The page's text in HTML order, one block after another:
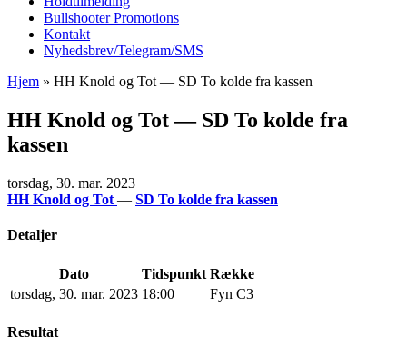
Bullshooter Promotions
Kontakt
Nyhedsbrev/Telegram/SMS
Hjem » HH Knold og Tot — SD To kolde fra kassen
HH Knold og Tot — SD To kolde fra
kassen
torsdag, 30. mar. 2023
HH Knold og Tot — SD To kolde fra kassen
Detaljer
Dato Tidspunkt Række
torsdag, 30. mar. 2023 18:00 Fyn C3
Resultat